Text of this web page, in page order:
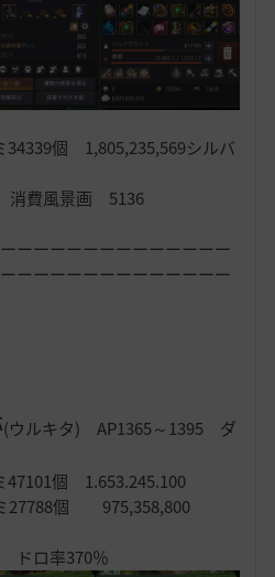
個 1,805,235,569シルバ
費風景画 5136
ーーーーーーーーーーーーー
ーーーーーーーーーーーーー
(ウルキタ) AP1365～1395 ダ
個 1.653.245.100
個 975,358,800
ドロ率370％